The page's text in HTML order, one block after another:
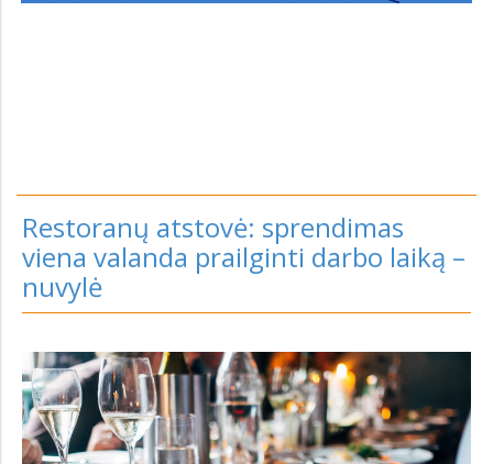
Restoranų atstovė: sprendimas
viena valanda prailginti darbo laiką –
nuvylė